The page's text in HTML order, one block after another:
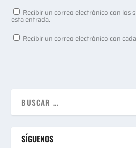
Recibir un correo electrónico con los
esta entrada.
Recibir un correo electrónico con
SÍGUENOS